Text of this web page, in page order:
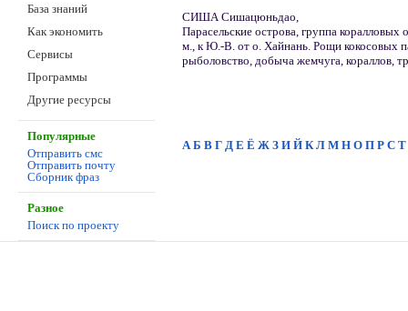
База знаний
Как экономить
Сервисы
Программы
Другие ресурсы
Популярные
Отправить смс
Отправить почту
Сборник фраз
Разное
Поиск по проекту
СИША Сишацюньдао,
Парасельские острова, группа
м., к Ю.-В. от о. Хайнань. Рощи кокосовых
рыболовство, добыча жемчуга, кораллов,
А Б В Г Д Е Ё Ж З И Й К Л М Н О П Р С Т